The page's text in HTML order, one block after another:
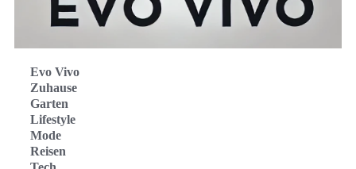
Evo Vivo
Zuhause
Garten
Lifestyle
Mode
Reisen